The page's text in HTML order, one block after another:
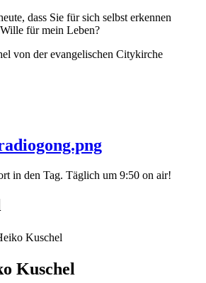
dass Sie für sich selbst erkennen
für mein Leben?
von der evangelischen Citykirche
Kuschel